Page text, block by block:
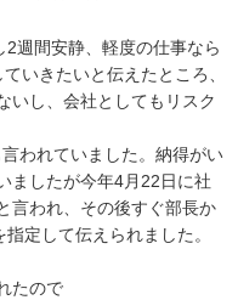
週間安静、軽度の仕事なら
いきたいと伝えたところ、
いし、会社としてもリスク
われていました。納得がい
ましたが今年4月22日に社
言われ、その後すぐ部長か
定して伝えられました。
たので